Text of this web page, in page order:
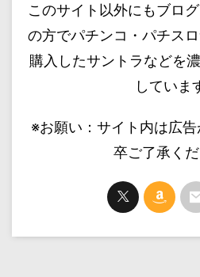
このサイト以外にもブロ
の方でパチンコ・パチス
購入したサントラなどを
していま
※お願い：サイト内は広
卒ご了承くだ